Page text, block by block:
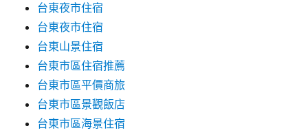
台東夜市住宿
台東夜市住宿
台東山景住宿
台東市區住宿推薦
台東市區平價商旅
台東市區景觀飯店
台東市區海景住宿